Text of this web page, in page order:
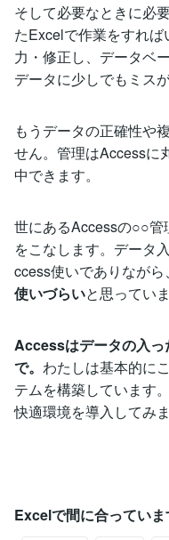
そして必要なときに必
たExcelで作業をすれ
力・修正し、データベ
データに少しでもミス
もうデータの正確性や
せん。管理はAccessに
中できます。
世にあるAccessの○○管
をこなします。データ
ccess使いでありながら、
使いづらいと思ってい
Accessはデータの入
で。 わたしは基本的に
テムを構築しています
快適環境を導入してみ
Excelで間に合っていま